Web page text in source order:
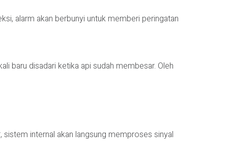
alarm akan berbunyi untuk memberi peringatan
baru disadari ketika api sudah membesar. Oleh
internal akan langsung memproses sinyal